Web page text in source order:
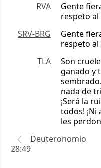
RVA
Gente
respeto
SRV-BRG
Gente
respeto
TLA
Son
ganado y
nada de
¡Será la
todos! ¡Ni
les
Deuteronomio
28:49